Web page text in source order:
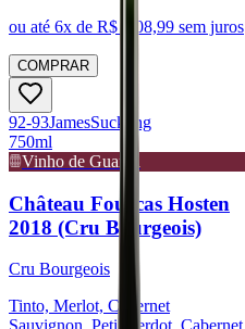
ou até 6x de R$ 208,99 sem juros
COMPRAR
92-93JamesSuckling
750ml
Vinho de Guarda
Château Fourcas Hosten
2018 (Cru Bourgeois)
Cru Bourgeois
Tinto, Merlot, Cabernet